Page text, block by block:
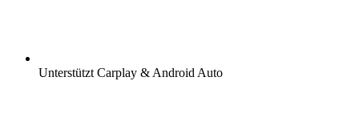
Unterstützt Carplay & Android Auto